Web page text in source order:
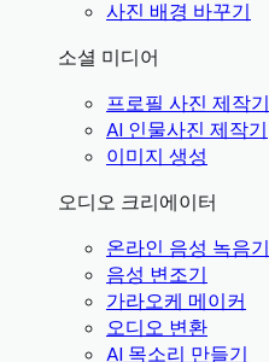
사진 배경 바꾸기
소셜 미디어
프로필 사진 제작기
AI 인물사진 제작기
이미지 생성
오디오 크리에이터
온라인 음성 녹음기
음성 변조기
가라오케 메이커
오디오 변환
AI 목소리 만들기